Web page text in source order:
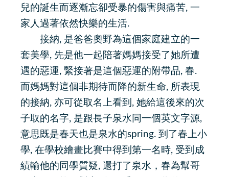
兒的誕生而逐漸忘卻受暴的傷害與痛苦, 一
家人過著依然快樂的生活.
接納, 是爸爸奧野為這個家庭建立的一
套美學, 先是他一起陪著媽媽接受了她所遭
遇的惡運, 緊接著是這個惡運的附帶品, 春.
而媽媽對這個非期待而降的新生命, 所表現
的接納, 亦可從取名上看到, 她給這後來的次
子取的名字, 是跟長子泉水同一個英文字源,
意思既是春天也是泉水的spring. 到了春上小
學, 在學校繪畫比賽中得到第一名時, 受到成
績輸他的同學質疑, 還打了泉水，春為幫哥